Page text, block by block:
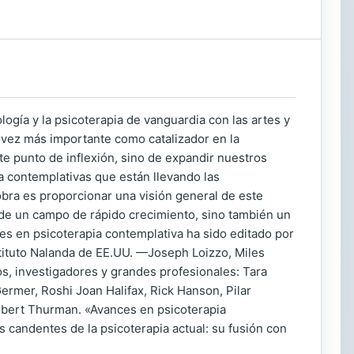
y la psicoterapia de vanguardia con las artes y
más importante como catalizador en la
punto de inflexión, sino de expandir nuestros
que están llevando las
es proporcionar una visión general de este
un campo de rápido crecimiento, sino también un
en psicoterapia contemplativa ha sido editado por
Nalanda de EE.UU. —Joseph Loizzo, Miles
investigadores y grandes profesionales: Tara
Roshi Joan Halifax, Rick Hanson, Pilar
Thurman. «Avances en psicoterapia
de la psicoterapia actual: su fusión con